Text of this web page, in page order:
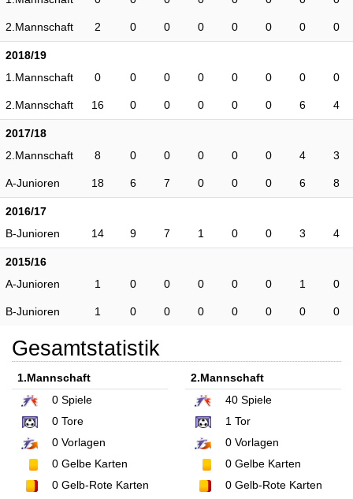
2.Mannschaft 2 0 0 0 0 0 0 0
2018/19
1.Mannschaft
0 0 0 0 0 0 0 0
2.Mannschaft 16 0 0 0 0 0 6 4
2017/18
2.Mannschaft
8 0 0 0 0 0 4 3
A-Junioren 18 6 7 0 0 0 6 8
2016/17
B-Junioren
14 9 7 1 0 0 3 4
2015/16
A-Junioren
1 0 0 0 0 0 1 0
B-Junioren 1 0 0 0 0 0 0 0
Gesamtstatistik
1.Mannschaft
0 Spiele
0 Tore
0 Vorlagen
0 Gelbe Karten
0 Gelb-Rote Karten
2.Mannschaft
40Spiele
1Tor
0Vorlagen
0Gelbe Karten
0Gelb-Rote Karten